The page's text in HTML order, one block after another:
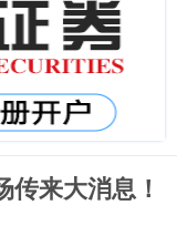
来大消息！